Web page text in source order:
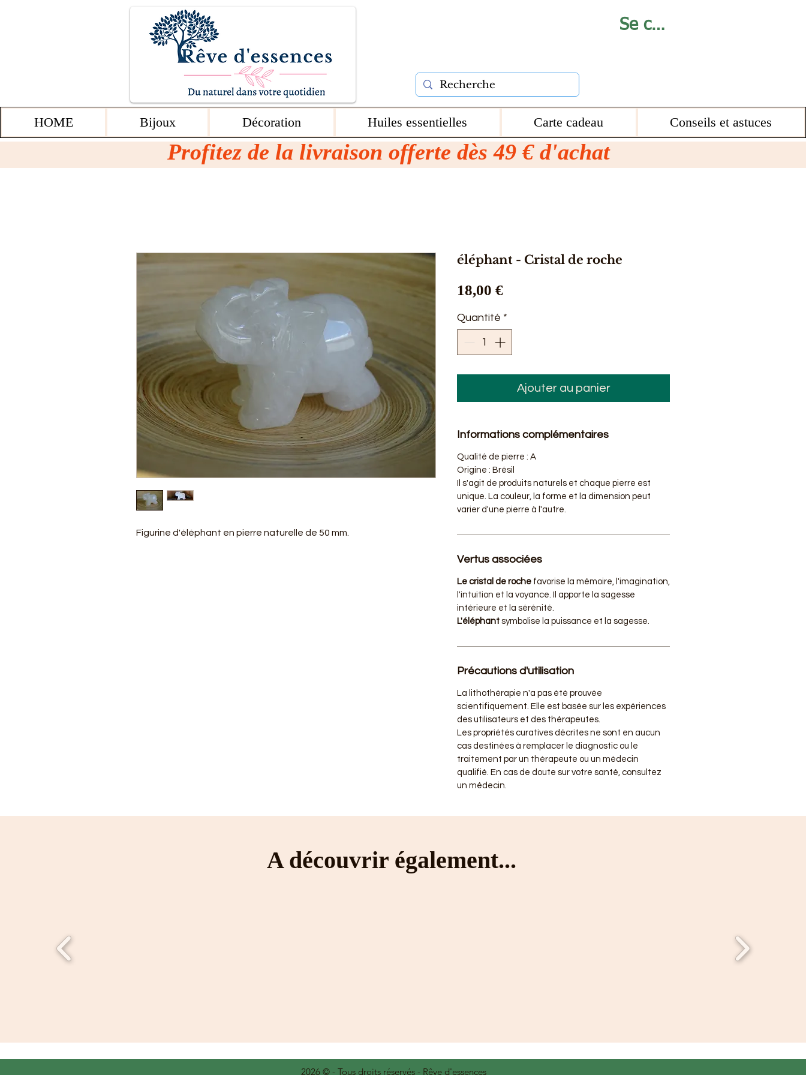
Se connecter
HOME Bijoux Décoration Huiles essentielles Carte cadeau Conseils et astuces
Profitez de la livraison offerte dès 49 € d'achat
Figurine d'éléphant en pierre naturelle de 50 mm.
éléphant - Cristal de roche
18,00 €Prix
Quantité *
Ajouter au panier
Informations complémentaires
Qualité de pierre : A
Origine : Brésil
Il s'agit de produits naturels et chaque pierre est
unique. La couleur, la forme et la dimension peut
varier d'une pierre à l'autre.
Vertus associées
Le cristal de roche favorise la mémoire, l'imagination,
l'intuition et la voyance. Il apporte la sagesse
intérieure et la sérénité.
L'éléphant symbolise la puissance et la sagesse.
Précautions d'utilisation
La lithothérapie n'a pas été prouvée
scientifiquement. Elle est basée sur les expériences
des utilisateurs et des thérapeutes.
Les propriétés curatives décrites ne sont en aucun
cas destinées à remplacer le diagnostic ou le
traitement par un thérapeute ou un médecin
qualifié. En cas de doute sur votre santé, consultez
un médecin.
A découvrir également...
2026 © - Tous droits réservés - Rêve d'essences